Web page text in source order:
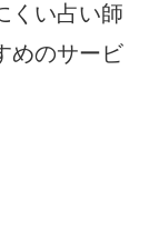
くい占い師
めのサービ